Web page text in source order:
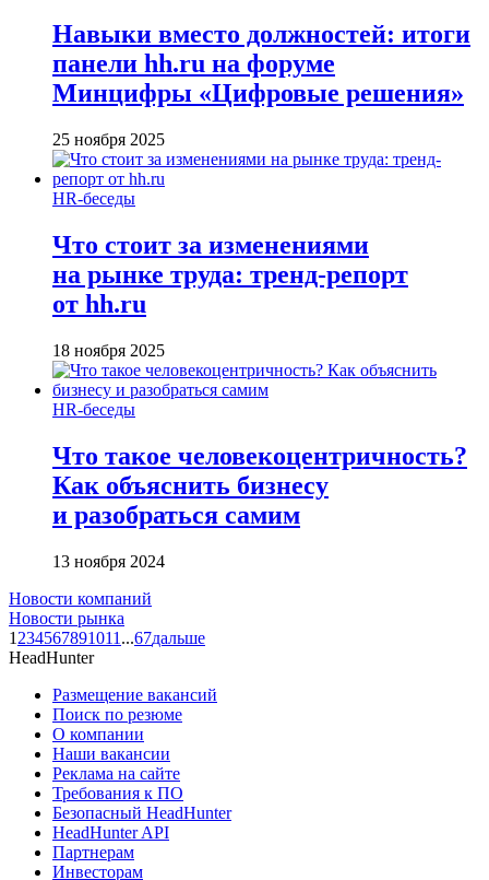
Навыки вместо должностей: итоги
панели hh.ru на форуме
Минцифры «Цифровые решения»
25 ноября 2025
HR-беседы
Что стоит за изменениями
на рынке труда: тренд-репорт
от hh.ru
18 ноября 2025
HR-беседы
Что такое человеко­центричность?
Как объяснить бизнесу
и разобраться самим
13 ноября 2024
Новости компаний
Новости рынка
1 234567891011 ...67дальше
HeadHunter
Размещение вакансий
Поиск по резюме
О компании
Наши вакансии
Реклама на сайте
Требования к ПО
Безопасный HeadHunter
HeadHunter API
Партнерам
Инвесторам